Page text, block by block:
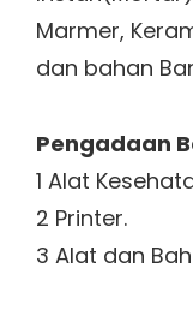
Marmer,
dan bahan
Pengadaan
1 Alat
2 Printer.
3 Alat dan